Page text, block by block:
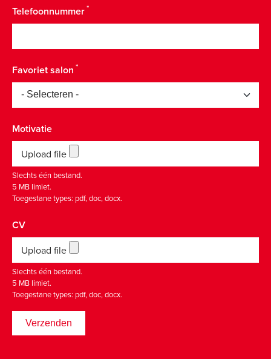
Telefoonnummer
Favoriet salon
Motivatie
Upload file
Slechts één bestand.
5 MB limiet.
Toegestane types: pdf, doc, docx.
CV
Upload file
Slechts één bestand.
5 MB limiet.
Toegestane types: pdf, doc, docx.